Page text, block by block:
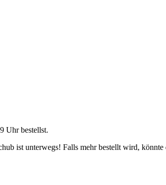
Uhrbestellst.
ist unterwegs! Falls mehr bestellt wird, könnte